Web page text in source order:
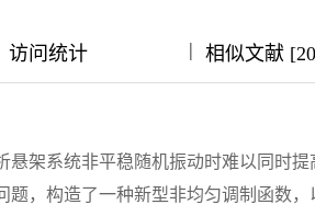
访问统计 || 相似文献
悬架系统非平稳随机振动时难以同时
题，构造了一种新型非均匀调制函数